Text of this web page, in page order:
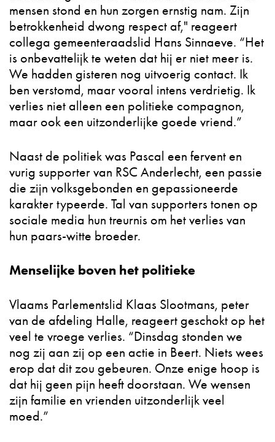
mensen stond en hun zorgen ernstig nam. Zijn
betrokkenheid dwong respect af," reageert
collega gemeenteraadslid Hans Sinnaeve. “Het
is onbevattelijk te weten dat hij er niet meer is.
We hadden gisteren nog uitvoerig contact. Ik
ben verstomd, maar vooral intens verdrietig. Ik
verlies niet alleen een politieke compagnon,
maar ook een uitzonderlijke goede vriend.”
Naast de politiek was Pascal een fervent en
vurig supporter van RSC Anderlecht, een passie
die zijn volksgebonden en gepassioneerde
karakter typeerde. Tal van supporters tonen op
sociale media hun treurnis om het verlies van
hun paars-witte broeder.
Menselijke boven het politieke
Vlaams Parlementslid Klaas Slootmans, peter
van de afdeling Halle, reageert geschokt op het
veel te vroege verlies. “Dinsdag stonden we
nog zij aan zij op een actie in Beert. Niets wees
erop dat dit zou gebeuren. Onze enige hoop is
dat hij geen pijn heeft doorstaan. We wensen
zijn familie en vrienden uitzonderlijk veel
moed.”